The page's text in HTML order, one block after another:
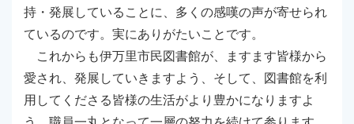
持・発展していることに、多くの感嘆の声が寄せられ
ているのです。実にありがたいことです。
これからも伊万里市民図書館が、ますます皆様から
愛され、発展していきますよう、そして、図書館を利
用してくださる皆様の生活がより豊かになりますよ